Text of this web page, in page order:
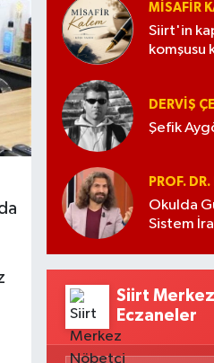
MISAFIR
Siirt'in
komşusu
DERVIŞ
Şefik
PROF.
Okulda
Sistem
Siirt
Eczaneler